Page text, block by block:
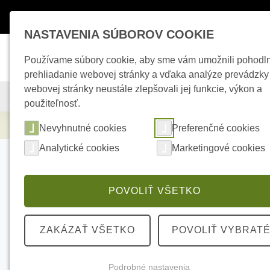
KAMEROVÉ SYSTÉMY ZABEZPEČOVACIE SYSTÉMY
Kamerové systémy HIKVISION DS-
NASTAVENIA SÚBOROV COOKIE
Používame súbory cookie, aby sme vám umožnili
prehliadanie webovej stránky a vďaka analýze prevádzky
webovej stránky neustále zlepšovali jej funkcie, výkon a
použiteľnosť.
Nevyhnutné cookies
Preferenčné cookies
Analytické cookies
Marketingové cookies
POVOLIŤ VŠETKO
ZAKÁZAŤ VŠETKO POVOLIŤ VYBRATÉ
Podrobné nastavenia